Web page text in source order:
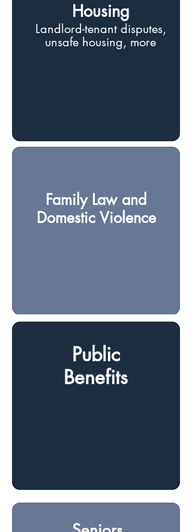
Housing
Landlord-tenant disputes,
unsafe housing, more
Family Law and
Domestic Violence
Public
Benefits